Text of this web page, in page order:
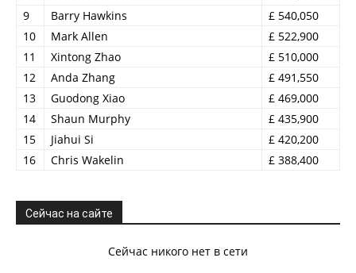
9
Barry Hawkins
£ 540,050
10
Mark Allen
£ 522,900
11
Xintong Zhao
£ 510,000
12
Anda Zhang
£ 491,550
13
Guodong Xiao
£ 469,000
14
Shaun Murphy
£ 435,900
15
Jiahui Si
£ 420,200
16
Chris Wakelin £ 388,400
Сейчас на сайте
Сейчас никого нет в сети